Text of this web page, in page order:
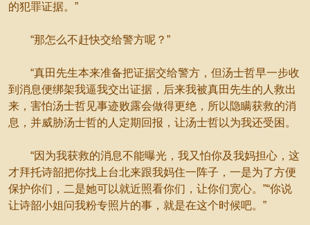
的犯罪证据。”
“那怎么不赶快交给警方呢？”
“真田先生本来准备把证据交给警方，但汤士哲早一步收
到消息便绑架我逼我交出证据，后来我被真田先生的人救出
来，害怕汤士哲见事迹败露会做得更绝，所以隐瞒获救的消
息，并威胁汤士哲的人定期回报，让汤士哲以为我还受困。
“因为我获救的消息不能曝光，我又怕你及我妈担心，这
才拜托诗韶把你找上台北来跟我妈住一阵子，一是为了方便
保护你们，二是她可以就近照看你们，让你们宽心。”“你说
让诗韶小姐问我粉专照片的事，就是在这个时候吧。”